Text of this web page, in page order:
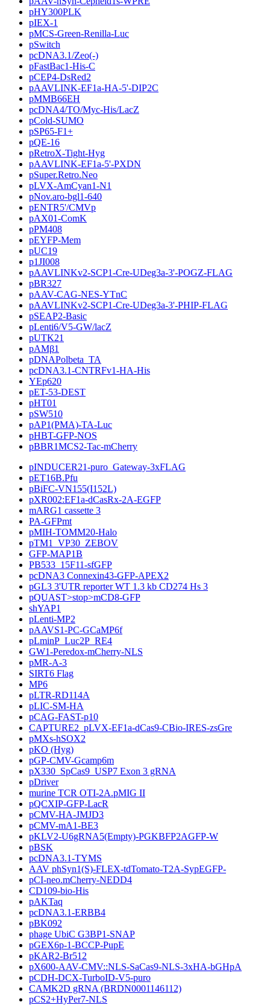
pHY300PLK
pIEX-1
pMCS-Green-Renilla-Luc
pSwitch
pcDNA3.1/Zeo(-)
pFastBac1-His-C
pCEP4-DsRed2
pAAVLINK-EF1a-HA-5'-DIP2C
pMMB66EH
pcDNA4/TO/Myc-His/LacZ
pCold-SUMO
pSP65-F1+
pQE-16
pRetroX-Tight-Hyg
pAAVLINK-EF1a-5'-PXDN
pSuper.Retro.Neo
pLVX-AmCyan1-N1
pNov.aro-bgl1-640
pENTR5'/CMVp
pAX01-ComK
pPM408
pEYFP-Mem
pUC19
p1JI008
pAAVLINKv2-SCP1-Cre-UDeg3a-3'-POGZ-FLAG
pBR327
pAAV-CAG-NES-YTnC
pAAVLINKv2-SCP1-Cre-UDeg3a-3'-PHIP-FLAG
pSEAP2-Basic
pLenti6/V5-GW/lacZ
pUTK21
pAMβ1
pDNAPolbeta_TA
pcDNA3.1-CNTRFv1-HA-His
YEp620
pET-53-DEST
pHT01
pSW510
pAP1(PMA)-TA-Luc
pHBT-GFP-NOS
pBBR1MCS2-Tac-mCherry
pINDUCER21-puro_Gateway-3xFLAG
pET16B.Pfu
pBiFC-VN155(I152L)
pXR002:EF1a-dCasRx-2A-EGFP
mARG1 cassette 3
PA-GFPmt
pMIH-TOMM20-Halo
pTM1_VP30_ZEBOV
GFP-MAP1B
PB533_15F11-sfGFP
pcDNA3 Connexin43-GFP-APEX2
pGL3 3'UTR reporter WT 1.3 kb CD274 Hs 3
pQUAST>stop>mCD8-GFP
shYAP1
pLenti-MP2
pAAVS1-PC-GCaMP6f
pLminP_Luc2P_RE4
GW1-Peredox-mCherry-NLS
pMR-A-3
SIRT6 Flag
MP6
pLTR-RD114A
pLIC-SM-HA
pCAG-FAST-p10
CAPTURE2_pLVX-EF1a-dCas9-CBio-IRES-zsGre
pMXs-hSOX2
pKO (Hyg)
pGP-CMV-Gcamp6m
pX330_SpCas9_USP7 Exon 3 gRNA
pDriver
murine TCR OTI-2A.pMIG II
pQCXIP-GFP-LacR
pCMV-HA-JMJD3
pCMV-mA1-BE3
pKLV2-U6gRNA5(Empty)-PGKBFP2AGFP-W
pBSK
pcDNA3.1-TYMS
AAV phSyn1(S)-FLEX-tdTomato-T2A-SypEGFP-
pCI-neo.mCherry-NEDD4
CD109-bio-His
pAKTaq
pcDNA3.1-ERBB4
pBK092
phage UbiC G3BP1-SNAP
pGEX6p-1-BCCP-PupE
pKAR2-Br512
pX600-AAV-CMV::NLS-SaCas9-NLS-3xHA-bGHpA
pCDH-DCX-TurboID-V5-puro
CAMK2D gRNA (BRDN0001146112)
pCS2+HyPer7-NLS